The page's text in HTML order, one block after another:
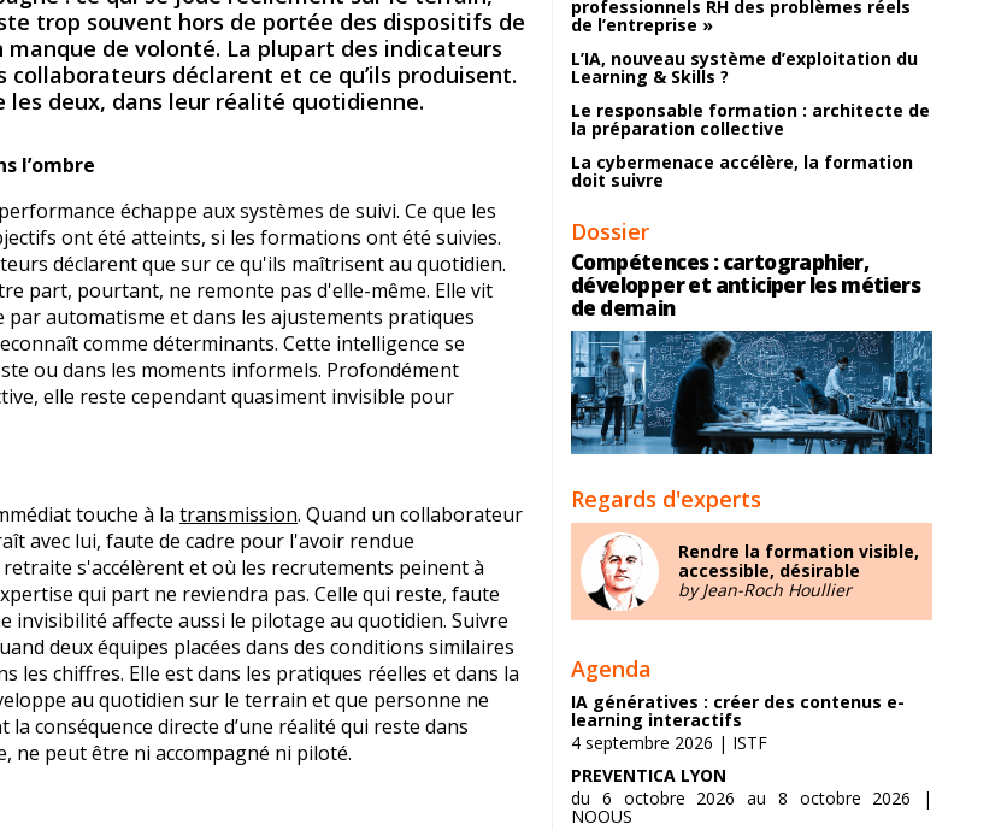
trop souvent hors de portée des dispositifs de
de volonté. La plupart des indicateurs
déclarent et ce qu’ils produisent.
deux, dans leur réalité quotidienne.
l’ombre
échappe aux systèmes de suivi. Ce que les
ont été atteints, si les formations ont été suivies.
déclarent que sur ce qu'ils maîtrisent au quotidien.
part, pourtant, ne remonte pas d'elle-même. Elle vit
automatisme et dans les ajustements pratiques
comme déterminants. Cette intelligence se
ou dans les moments informels. Profondément
elle reste cependant quasiment invisible pour
touche à la transmission. Quand un collaborateur
avec lui, faute de cadre pour l'avoir rendue
s'accélèrent et où les recrutements peinent à
qui part ne reviendra pas. Celle qui reste, faute
invisibilité affecte aussi le pilotage au quotidien. Suivre
deux équipes placées dans des conditions similaires
les chiffres. Elle est dans les pratiques réelles et dans la
au quotidien sur le terrain et que personne ne
conséquence directe d’une réalité qui reste dans
ne peut être ni accompagné ni piloté.
professionnels RH des problèmes réels
de l’entreprise »
L’IA, nouveau système d’exploitation du
Learning & Skills ?
Le responsable formation : architecte de
la préparation collective
La cybermenace accélère, la formation
doit suivre
Dossier
Compétences : cartographier,
développer et anticiper les métiers
de demain
Regards d'experts
Rendre la formation visible,
accessible, désirable
by Jean-Roch Houllier
Agenda
IA génératives : créer des contenus e-
learning interactifs
4 septembre 2026 | ISTF
PREVENTICA LYON
du 6 octobre 2026 au 8 octobre 2026 |
NOOUS